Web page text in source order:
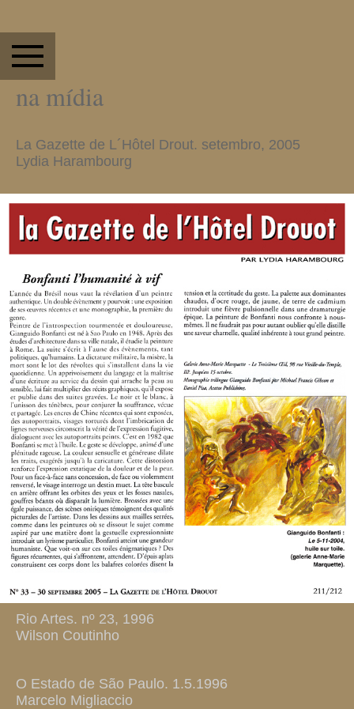
na mídia
La Gazette de L´Hôtel Drout. setembro, 2005
Lydia Harambourg
Rio Artes. nº 23, 1996
Wilson Coutinho
O Estado de São Paulo. 1.5.1996
Marcelo Migliaccio